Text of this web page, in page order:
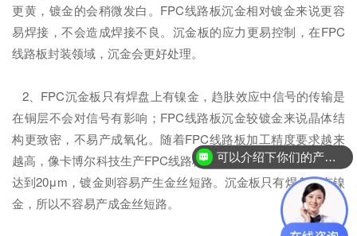
更黄，镀金的会稍微发白。FPC线路板沉金相对镀金来说更容
易焊接，不会造成焊接不良。沉金板的应力更易控制，在FPC
线路板封装领域，沉金会更好处理。
2、FPC沉金板只有焊盘上有镍金，趋肤效应中信号的传输是
在铜层不会对信号有影响；FPC线路板沉金较镀金来说晶体结
构更致密，不易产成氧化。随着FPC线路板加工精度要求越来
越高，像卡博尔科技生产FPC线路板线/间距（L/S）分辨率可以
达到20μm，镀金则容易产生金丝短路。沉金板只有焊盘上有镍
金，所以不容易产成金丝短路。
可以介绍下你们的产品么？